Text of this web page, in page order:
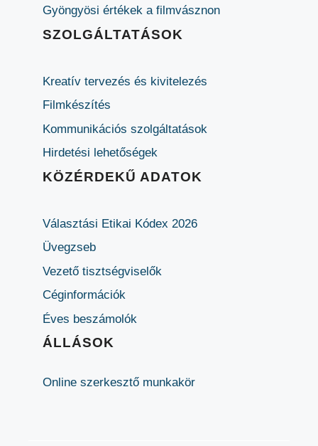
Gyöngyösi értékek a filmvásznon
SZOLGÁLTATÁSOK
Kreatív tervezés és kivitelezés
Filmkészítés
Kommunikációs szolgáltatások
Hirdetési lehetőségek
KÖZÉRDEKŰ ADATOK
Választási Etikai Kódex 2026
Üvegzseb
Vezető tisztségviselők
Céginformációk
Éves beszámolók
ÁLLÁSOK
Online szerkesztő munkakör